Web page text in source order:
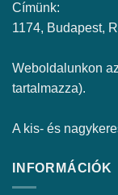
Címünk:
1174, Budapest,
Weboldalunkon
tartalmazza).
A kis- és
INFORMÁCIÓK